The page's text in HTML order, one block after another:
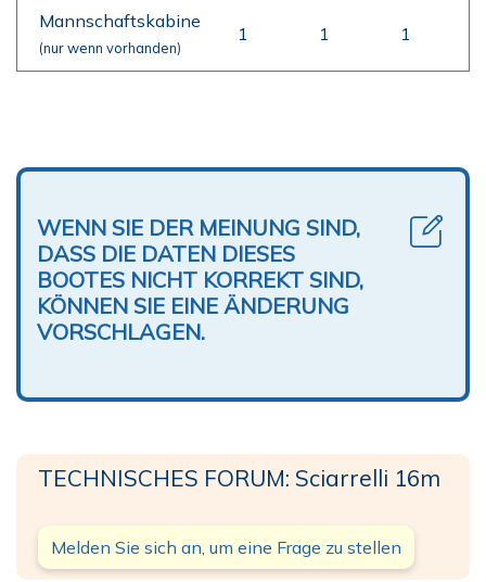
Mannschaftskabine
(nur wenn vorhanden)
1 1 1
WENN SIE DER MEINUNG SIND,
DASS DIE DATEN DIESES
BOOTES NICHT KORREKT SIND,
KÖNNEN SIE EINE ÄNDERUNG
VORSCHLAGEN.
TECHNISCHES FORUM: Sciarrelli 16m
Melden Sie sich an, um eine Frage zu stellen